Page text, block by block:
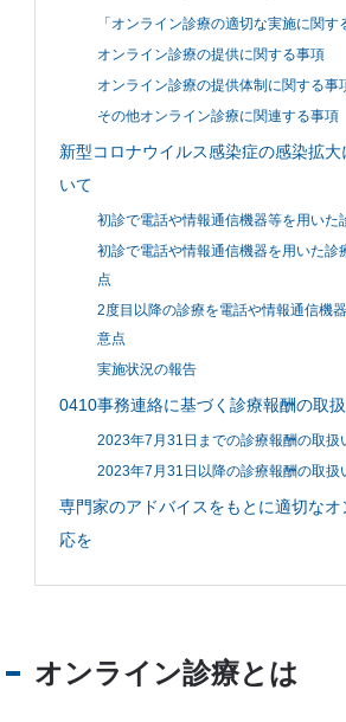
「オンライン診療の適切な実施に関す
オンライン診療の提供に関する事項
オンライン診療の提供体制に関する事
その他オンライン診療に関連する事項
新型コロナウイルス感染症の感染拡
いて
初診で電話や情報通信機器等を用いた
初診で電話や情報通信機器を用いた診
点
2度目以降の診療を電話や情報通信機
意点
実施状況の報告
0410事務連絡に基づく診療報酬の取
2023年7月31日までの診療報酬の取扱
2023年7月31日以降の診療報酬の取扱
専門家のアドバイスをもとに適切な
応を
オンライン診療とは